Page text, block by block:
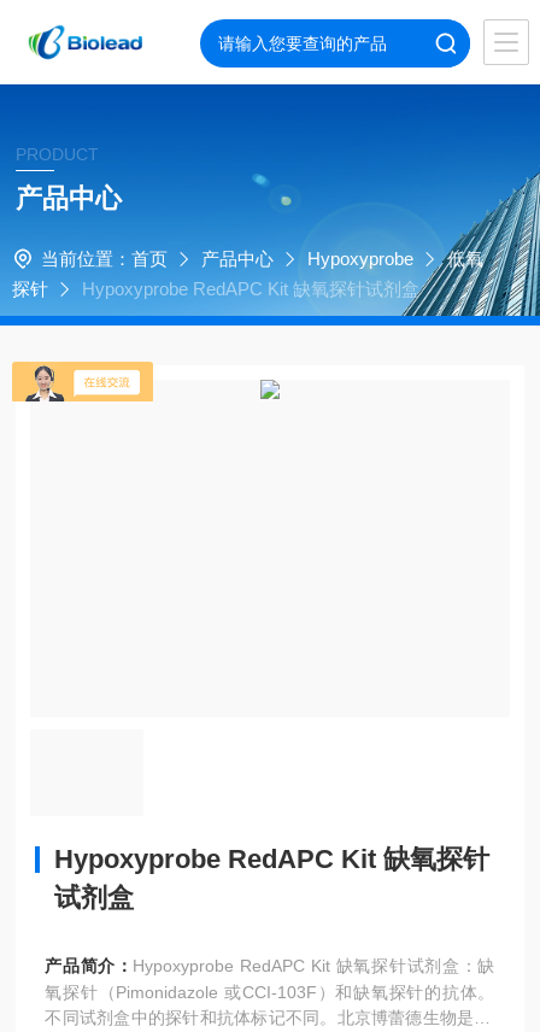
PRODUCT
产品中心
当前位置： 首页 产品中心 Hypoxyprobe
低氧
探针
Hypoxyprobe RedAPC Kit 缺氧探针试剂盒
Hypoxyprobe RedAPC Kit 缺氧探针
试剂盒
产品简介： Hypoxyprobe RedAPC Kit 缺氧探针试剂盒：缺
氧探针（Pimonidazole 或CCI-103F）和缺氧探针的抗体。
不同试剂盒中的探针和抗体标记不同。北京博蕾德生物是Hy